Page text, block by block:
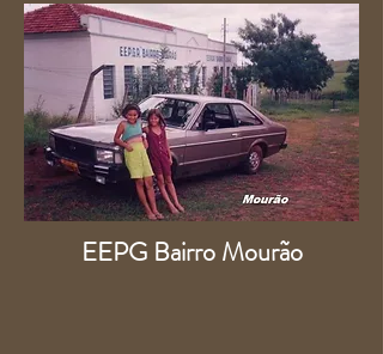
EEPG Bairro Mourão